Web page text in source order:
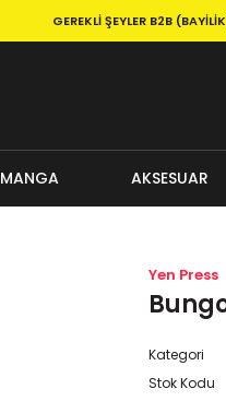
GEREKLI ŞEYLER B2B
MANGA AKSESUAR
Yen Press
Kategori
Stok Kodu